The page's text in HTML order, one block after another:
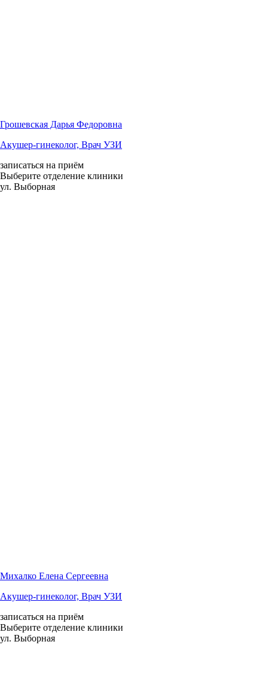
Грошевская Дарья Федоровна
Акушер-гинеколог, Врач УЗИ
записаться на приём
Выберите отделение клиники
ул. Выборная
Михалко Елена Сергеевна
Акушер-гинеколог, Врач УЗИ
записаться на приём
Выберите отделение клиники
ул. Выборная